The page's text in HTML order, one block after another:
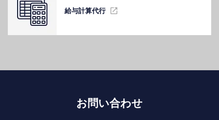
給与計算代⾏
お問い合わせ